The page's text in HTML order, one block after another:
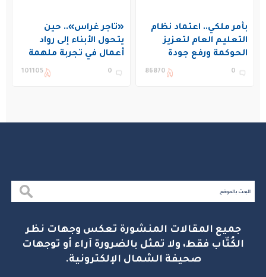
بأمر ملكي.. اعتماد نظام
التعليم العام لتعزيز
الحوكمة ورفع جودة
التعليم في المملكة
0
86870
«تاجر غراس».. حين
يتحول الأبناء إلى رواد
أعمال في تجربة ملهمة
بنادي غراس الصيفي
0
101105
جميع المقالات المنشورة تعكس وجهات نظر
الكُتّاب فقط، ولا تمثل بالضرورة آراء أو توجهات
صحيفة الشمال الإلكترونية.